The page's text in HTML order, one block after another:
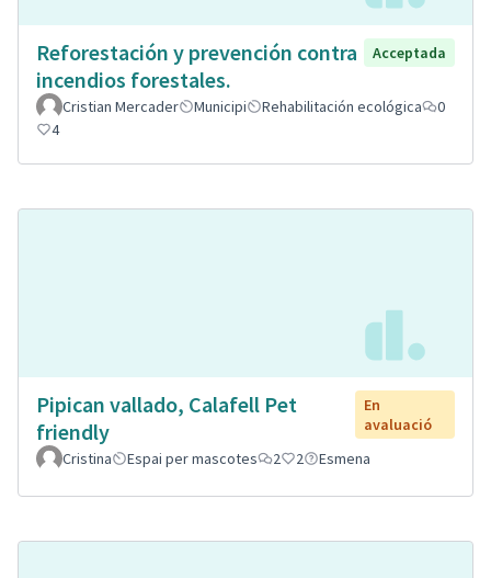
Reforestación y prevención contra
incendios forestales.
Acceptada
Cristian Mercader Municipi Rehabilitación ecológica
0
4
Pipican vallado, Calafell Pet
friendly
En
avaluació
Cristina
Espai per mascotes 2 2 Esmena